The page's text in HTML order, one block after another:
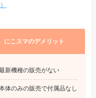
にこスマのデメリット
新機種の販売がない
体のみの販売で付属品なし